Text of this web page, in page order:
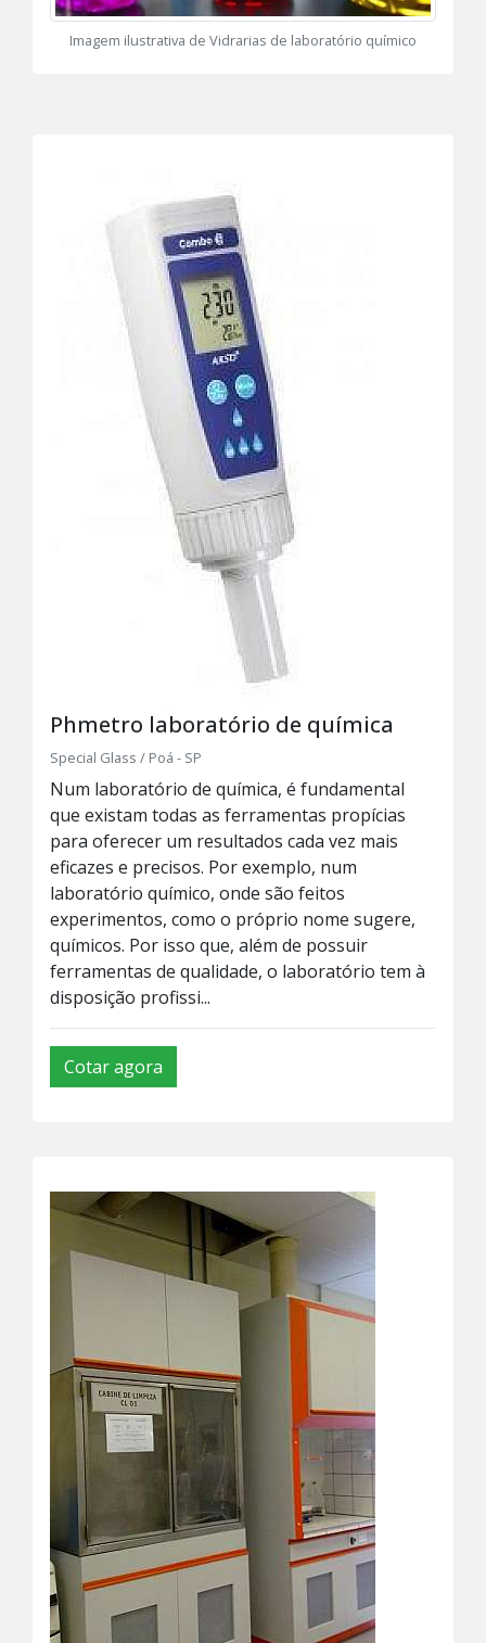
Imagem ilustrativa de Vidrarias de laboratório químico
Phmetro laboratório de química
Special Glass / Poá - SP
Num laboratório de química, é fundamental
que existam todas as ferramentas propícias
para oferecer um resultados cada vez mais
eficazes e precisos. Por exemplo, num
laboratório químico, onde são feitos
experimentos, como o próprio nome sugere,
químicos. Por isso que, além de possuir
ferramentas de qualidade, o laboratório tem à
disposição profissi...
Cotar agora